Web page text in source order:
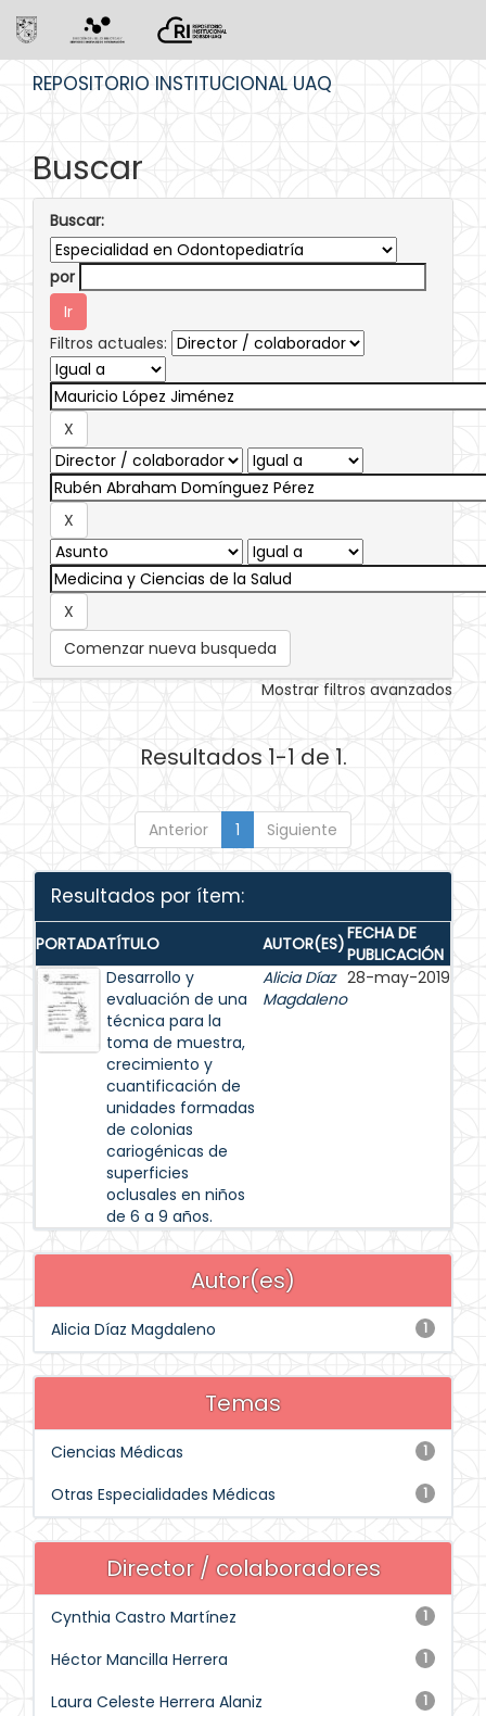
REPOSITORIO INSTITUCIONAL UAQ
Buscar
Buscar:
por
Filtros actuales:
Comenzar nueva busqueda
Mostrar filtros avanzados
Resultados 1-1 de 1.
Anterior 1 Siguiente
Resultados por ítem:
PORTADATÍTULO AUTOR(ES)FECHA DE
PUBLICACIÓN
Desarrollo y
evaluación de una
técnica para la
toma de muestra,
crecimiento y
cuantificación de
unidades formadas
de colonias
cariogénicas de
superficies
oclusales en niños
de 6 a 9 años.
Alicia Díaz
Magdaleno
28-may-2019
Autor(es)
1
Alicia Díaz Magdaleno
Temas
1
Ciencias Médicas
1
Otras Especialidades Médicas
Director / colaboradores
1
Cynthia Castro Martínez
1
Héctor Mancilla Herrera
1
Laura Celeste Herrera Alaniz